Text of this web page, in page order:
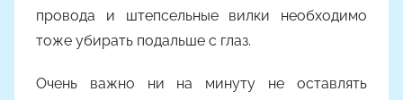
провода и штепсельные вилки необходимо
тоже убирать подальше с глаз.
Очень важно ни на минуту не оставлять